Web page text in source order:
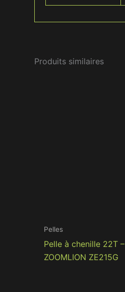
Produits similaires
Pelles
Pelle à chenille 22T –
ZOOMLION ZE215G